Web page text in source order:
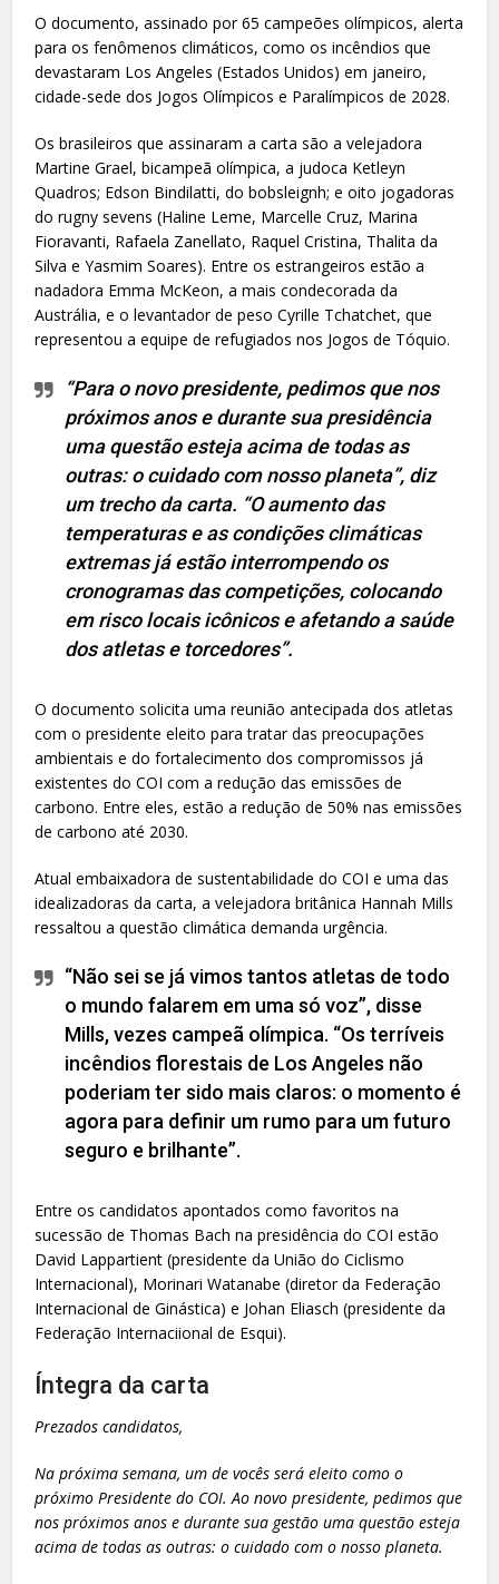
O documento, assinado por 65 campeões olímpicos, alerta
para os fenômenos climáticos, como os incêndios que
devastaram Los Angeles (Estados Unidos) em janeiro,
cidade-sede dos Jogos Olímpicos e Paralímpicos de 2028.
Os brasileiros que assinaram a carta são a velejadora
Martine Grael, bicampeã olímpica, a judoca Ketleyn
Quadros; Edson Bindilatti, do bobsleignh; e oito jogadoras
do rugny sevens (Haline Leme, Marcelle Cruz, Marina
Fioravanti, Rafaela Zanellato, Raquel Cristina, Thalita da
Silva e Yasmim Soares). Entre os estrangeiros estão a
nadadora Emma McKeon, a mais condecorada da
Austrália, e o levantador de peso Cyrille Tchatchet, que
representou a equipe de refugiados nos Jogos de Tóquio.
“Para o novo presidente, pedimos que nos
próximos anos e durante sua presidência
uma questão esteja acima de todas as
outras: o cuidado com nosso planeta”, diz
um trecho da carta. “O aumento das
temperaturas e as condições climáticas
extremas já estão interrompendo os
cronogramas das competições, colocando
em risco locais icônicos e afetando a saúde
dos atletas e torcedores”.
O documento solicita uma reunião antecipada dos atletas
com o presidente eleito para tratar das preocupações
ambientais e do fortalecimento dos compromissos já
existentes do COI com a redução das emissões de
carbono. Entre eles, estão a redução de 50% nas emissões
de carbono até 2030.
Atual embaixadora de sustentabilidade do COI e uma das
idealizadoras da carta, a velejadora britânica Hannah Mills
ressaltou a questão climática demanda urgência.
“Não sei se já vimos tantos atletas de todo
o mundo falarem em uma só voz”, disse
Mills, vezes campeã olímpica. “Os terríveis
incêndios florestais de Los Angeles não
poderiam ter sido mais claros: o momento é
agora para definir um rumo para um futuro
seguro e brilhante”.
Entre os candidatos apontados como favoritos na
sucessão de Thomas Bach na presidência do COI estão
David Lappartient (presidente da União do Ciclismo
Internacional), Morinari Watanabe (diretor da Federação
Internacional de Ginástica) e Johan Eliasch (presidente da
Federação Internaciional de Esqui).
Íntegra da carta
Prezados candidatos,
Na próxima semana, um de vocês será eleito como o
próximo Presidente do COI. Ao novo presidente, pedimos que
nos próximos anos e durante sua gestão uma questão esteja
acima de todas as outras: o cuidado com o nosso planeta.